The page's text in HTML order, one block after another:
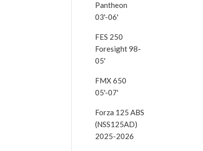
Pantheon
03'-06'
FES 250
Foresight 98-
05'
FMX 650
05'-07'
Forza 125 ABS
(NSS125AD)
2025-2026